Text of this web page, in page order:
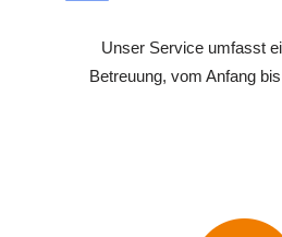
Unser Service umfasst
Betreuung, vom Anfang